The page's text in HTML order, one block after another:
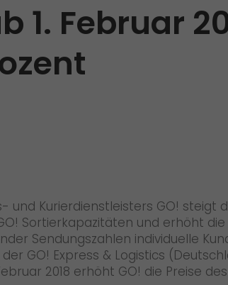
1. Februar
und Kurierdienstleisters GO! steigt
Sortierkapazitäten und erhöht
Sendungszahlen individuelle
GO! Express & Logistics
2018 erhöht GO! die Preise